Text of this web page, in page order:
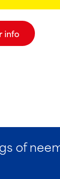
info
of